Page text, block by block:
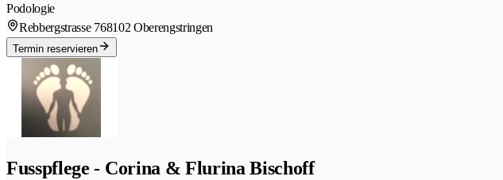
Podologie
Rebbergstrasse 768102 Oberengstringen
Termin reservieren
Fusspflege - Corina & Flurina Bischoff